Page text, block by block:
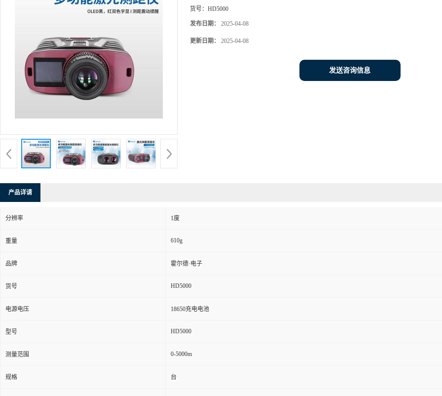
货号： HD5000
发布日期： 2025-04-08
更新日期： 2025-04-08
发送咨询信息
产品详请
分辨率 1度
重量 610g
品牌 霍尔德·电子
货号 HD5000
电源电压 18650充电电池
型号 HD5000
测量范围 0-5000m
规格 台